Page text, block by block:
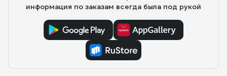
информация по заказам всегда была под рукой